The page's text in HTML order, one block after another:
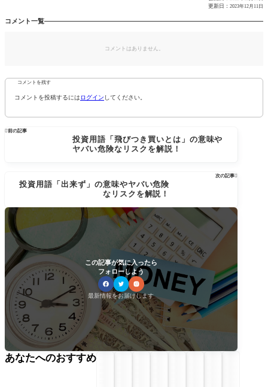
更新日： 2023年12月11日
コメント一覧
コメントはありません。
コメントを残す
コメントを投稿するにはログイン してください。
前の記事
投資用語「飛びつき買いとは」の意味や
ヤバい危険なリスクを解説！
次の記事
投資用語「出来ず」の意味やヤバい危険
なリスクを解説！
この記事が気に入ったら
フォローしよう
最新情報をお届けします
あなたへのおすすめ